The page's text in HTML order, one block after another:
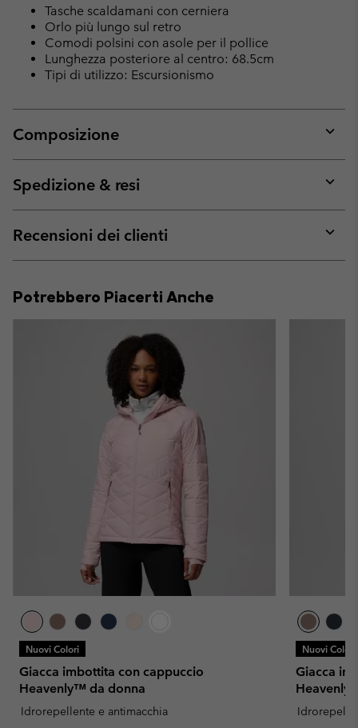
Tasche scaldamani con cerniera
Orlo più lungo sul retro
Comodi polsini con asole per il pollice
Lunghezza posteriore al centro: 68.5cm
Tipi di utilizzo: Escursionismo
Composizione
or
Spedizione & resi
or
Recensioni dei clienti
or
Potrebbero Piacerti Anche
Nuovi Colori
Giacca imbottita con cappuccio
Heavenly™ da donna
Idrorepellente e antimacchia
Nuovi Colori
Giacca